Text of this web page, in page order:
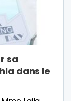
sa
dans le